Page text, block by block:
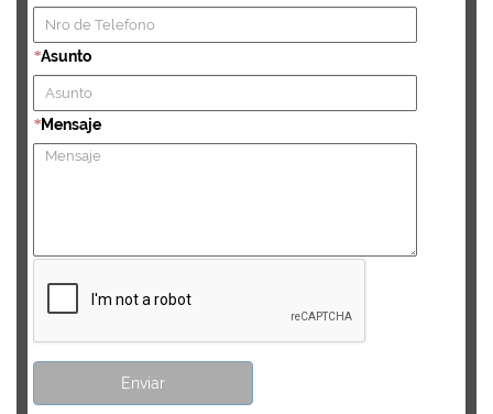
*Asunto
*Mensaje